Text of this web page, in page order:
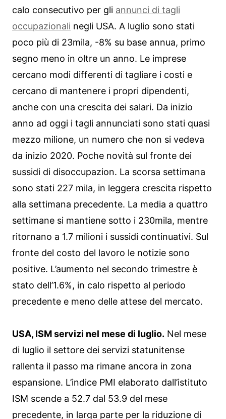
calo consecutivo per gli annunci di tagli
occupazionali negli USA. A luglio sono stati
poco più di 23mila, -8% su base annua, primo
segno meno in oltre un anno. Le imprese
cercano modi differenti di tagliare i costi e
cercano di mantenere i propri dipendenti,
anche con una crescita dei salari. Da inizio
anno ad oggi i tagli annunciati sono stati quasi
mezzo milione, un numero che non si vedeva
da inizio 2020. Poche novità sul fronte dei
sussidi di disoccupazion. La scorsa settimana
sono stati 227 mila, in leggera crescita rispetto
alla settimana precedente. La media a quattro
settimane si mantiene sotto i 230mila, mentre
ritornano a 1.7 milioni i sussidi continuativi. Sul
fronte del costo del lavoro le notizie sono
positive. L’aumento nel secondo trimestre è
stato dell’1.6%, in calo rispetto al periodo
precedente e meno delle attese del mercato.
USA, ISM servizi nel mese di luglio. Nel mese
di luglio il settore dei servizi statunitense
rallenta il passo ma rimane ancora in zona
espansione. L’indice PMI elaborato dall’istituto
ISM scende a 52.7 dal 53.9 del mese
precedente, in larga parte per la riduzione di